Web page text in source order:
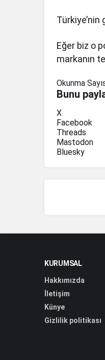
Eğer biz o
markanın
Okunma
Bunu
X
Facebook
Threads
Mastodon
Bluesky
KURUMSAL
Hakkımızda
İletişim
Künye
Gizlilik politikası